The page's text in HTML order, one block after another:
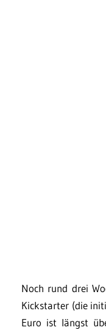
Noch rund drei
Kickstarter (die
Euro ist längst